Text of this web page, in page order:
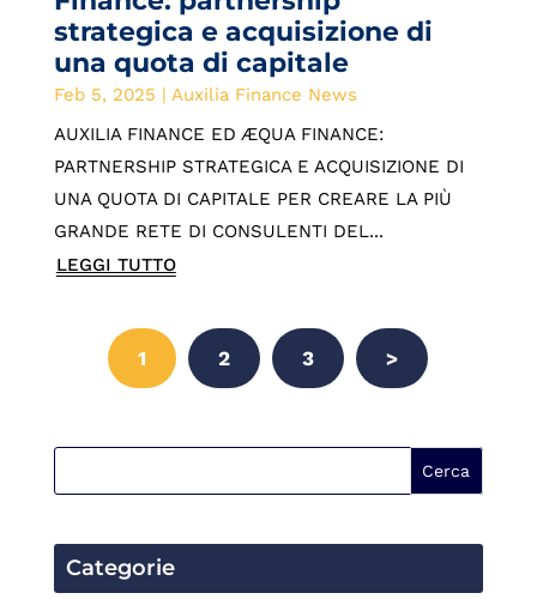
strategica e acquisizione di
una quota di capitale
Feb 5, 2025 | Auxilia Finance News
AUXILIA FINANCE ED ÆQUA FINANCE:
PARTNERSHIP STRATEGICA E ACQUISIZIONE DI
UNA QUOTA DI CAPITALE PER CREARE LA PIÙ
GRANDE RETE DI CONSULENTI DEL...
LEGGI TUTTO
1 2 3 >
Categorie